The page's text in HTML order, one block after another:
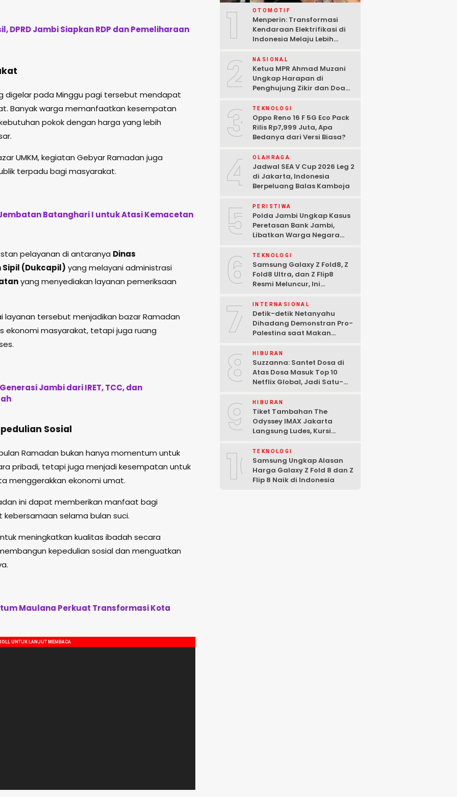
DPRD Jambi Siapkan RDP dan Pemeliharaan
digelar pada Minggu pagi tersebut mendapat
Banyak warga memanfaatkan kesempatan
pokok dengan harga yang lebih
UMKM, kegiatan Gebyar Ramadan juga
terpadu bagi masyarakat.
Batanghari I untuk Atasi Kemacetan
pelayanan di antaranya Dinas
(Dukcapil) yang melayani administrasi
yang menyediakan layanan pemeriksaan
layanan tersebut menjadikan bazar Ramadan
ekonomi masyarakat, tetapi juga ruang
Jambi dari IRET, TCC, dan
Sosial
Ramadan bukan hanya momentum untuk
pribadi, tetapi juga menjadi kesempatan untuk
menggerakkan ekonomi umat.
ini dapat memberikan manfaat bagi
selama bulan suci.
meningkatkan kualitas ibadah secara
kepedulian sosial dan menguatkan
Maulana Perkuat Transformasi Kota
1 OTOMOTIF
Menperin: Transformasi
Kendaraan Elektrifikasi di
Indonesia Melaju Lebih
2 NASIONAL
Ketua MPR Ahmad Muzani
Ungkap Harapan di
Penghujung Zikir dan Doa
3 TEKNOLOGI
Oppo Reno 16 F 5G Eco Pack
Rilis Rp7,999 Juta, Apa
Bedanya dari Versi Biasa?
4 OLAHRAGA
Jadwal SEA V Cup 2026 Leg 2
di Jakarta, Indonesia
Berpeluang Balas Kamboja
5 PERISTIWA
Polda Jambi Ungkap Kasus
Peretasan Bank Jambi,
Libatkan Warga Negara
Tersangka Ditangkap
6 TEKNOLOGI
Samsung Galaxy Z Fold8, Z
Fold8 Ultra, dan Z Flip8
Resmi Meluncur, Ini
7 INTERNASIONAL
Detik-detik Netanyahu
Dihadang Demonstran Pro-
Palestina saat Makan
8 HIBURAN
Suzzanna: Santet Dosa di
Atas Dosa Masuk Top 10
Netflix Global, Jadi Satu-
9 HIBURAN
Tiket Tambahan The
Odyssey IMAX Jakarta
Langsung Ludes, Kursi
10TEKNOLOGI
Samsung Ungkap Alasan
Harga Galaxy Z Fold 8 dan Z
Flip 8 Naik di Indonesia